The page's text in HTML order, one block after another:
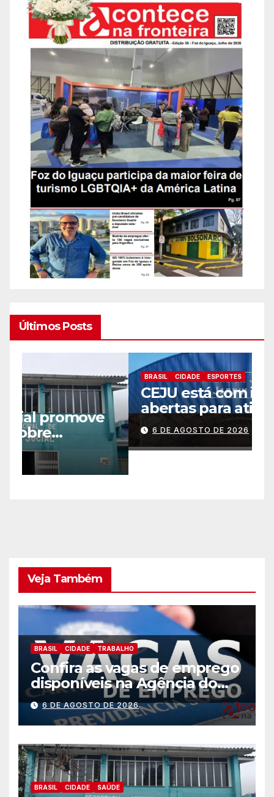
Últimos Posts
BRASIL CIDADE ESPORTES
CEJU está com inscrições
abertas para atividades
gratuitas
6 DE AGOSTO DE 2026
Veja Também
BRASIL CIDADE TRABALHO
Confira as vagas de emprego
disponíveis na Agência do
Trabalhador
6 DE AGOSTO DE 2026
BRASIL CIDADE SAÚDE